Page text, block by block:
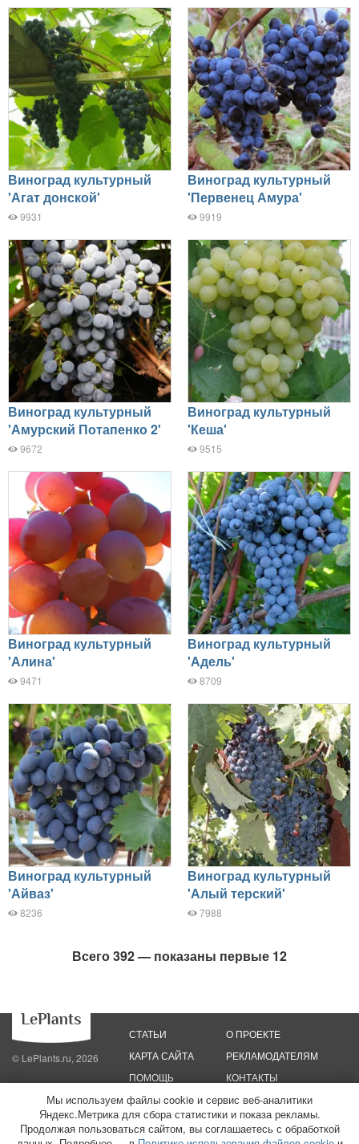
Виноград культурный
'Агат донской'
9931
Виноград культурный
'Первенец Амура'
9919
Виноград культурный
'Амурский Потапенко 2'
9672
Виноград культурный
'Кеша'
9515
Виноград культурный
'Алина'
9471
Виноград культурный
'Адель'
8709
Виноград культурный
'Айваз'
8236
Виноград культурный
'Алый терский'
7988
Всего 392 — показаны первые 12
© LePlants.ru, 2026
СТАТЬИ
КАРТА САЙТА
ПОМОЩЬ
О ПРОЕКТЕ
РЕКЛАМОДАТЕЛЯМ
КОНТАКТЫ
Политика конфиденциальности
Политика использования файлов cookie
Пользовательское соглашение
Редакционные стандарты
Мы используем файлы cookie и сервис веб-аналитики
Яндекс.Метрика для сбора статистики и показа рекламы.
Продолжая пользоваться сайтом, вы соглашаетесь с обработкой